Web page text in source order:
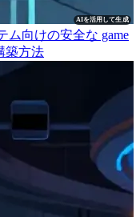
AIを活用して生成
ム向けの安全な game
築方法